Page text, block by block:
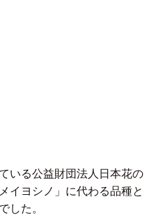
いる公益財団法人日本花の
イヨシノ」に代わる品種と
した。